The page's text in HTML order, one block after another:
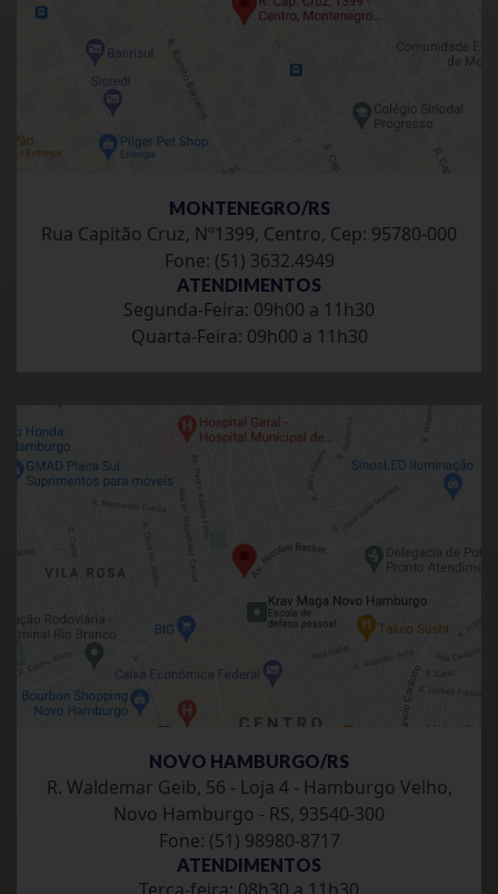
MONTENEGRO/RS
Rua Capitão Cruz, Nº1399, Centro, Cep: 95780-000
Fone: (51) 3632.4949
ATENDIMENTOS
Segunda-Feira: 09h00 a 11h30
Quarta-Feira: 09h00 a 11h30
NOVO HAMBURGO/RS
R. Waldemar Geib, 56 - Loja 4 - Hamburgo Velho,
Novo Hamburgo - RS, 93540-300
Fone: (51) 98980-8717
ATENDIMENTOS